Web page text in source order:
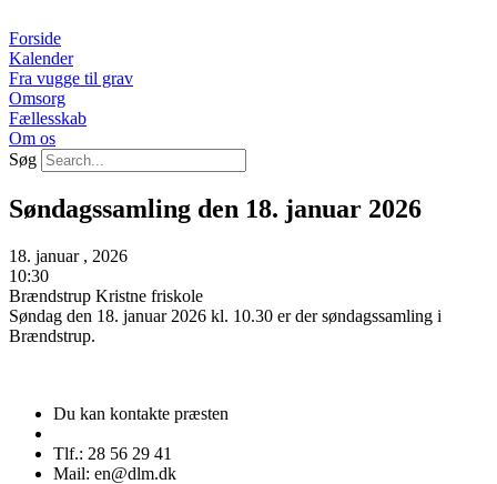
til
indhold
Forside
Kalender
Fra vugge til grav
Omsorg
Fællesskab
Om os
Søg
Søndagssamling den 18. januar 2026
18. januar , 2026
10:30
Brændstrup Kristne friskole
Søndag den 18. januar 2026 kl. 10.30 er der søndagssamling i
Brændstrup.
Du kan kontakte præsten
Tlf.: 28 56 29 41
Mail: en@dlm.dk